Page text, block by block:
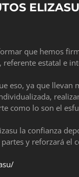
que hemos
estatal e
eso, ya que
como lo son el
la confianza
y reforzará